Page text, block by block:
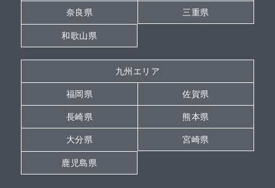
奈良県 三重県
和歌山県
九州エリア
福岡県 佐賀県
長崎県 熊本県
大分県 宮崎県
鹿児島県